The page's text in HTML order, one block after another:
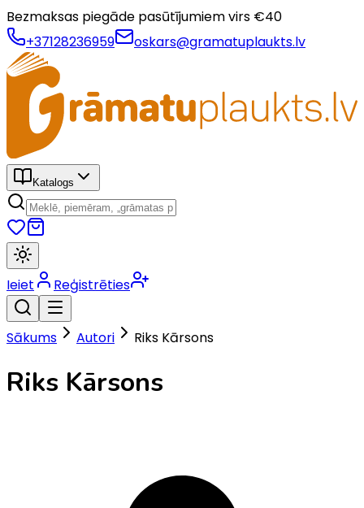
Bezmaksas piegāde pasūtījumiem virs €40
+37128236959
oskars@gramatuplaukts.lv
Katalogs
Ieiet Reģistrēties
Sākums Autori Riks Kārsons
Riks Kārsons